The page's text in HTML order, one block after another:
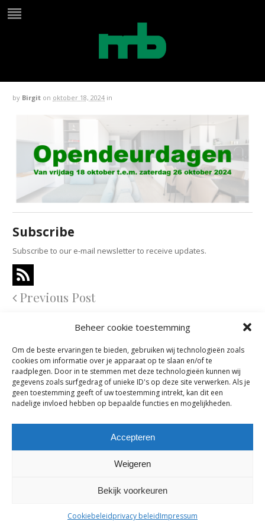
Beheer cookie toestemming
Om de beste ervaringen te bieden, gebruiken wij technologieën zoals
cookies om informatie over je apparaat op te slaan en/of te
raadplegen. Door in te stemmen met deze technologieën kunnen wij
gegevens zoals surfgedrag of unieke ID's op deze site verwerken. Als je
geen toestemming geeft of uw toestemming intrekt, kan dit een
nadelige invloed hebben op bepaalde functies en mogelijkheden.
Accepteren
Weigeren
Bekijk voorkeuren
Cookiebeleidprivacy beleidImpressum
website slider opendeur oktober
by Birgit on oktober 18, 2024 in
Subscribe
Subscribe to our e-mail newsletter to receive updates.
Previous Post
Comments are closed.
maes-boons nv | interieur - meubelen - maatwerk | bazelstraat 61
- 9150 Kruibeke |tel. +32 03 774 10 60